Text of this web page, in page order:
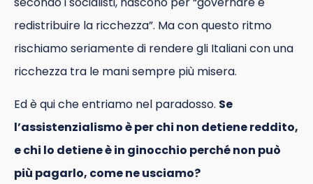
redistribuire la ricchezza”. Ma con questo ritmo
rischiamo seriamente di rendere gli Italiani con una
ricchezza tra le mani sempre più misera.
Ed è qui che entriamo nel paradosso. Se
l’assistenzialismo è per chi non detiene reddito,
e chi lo detiene è in ginocchio perché non può
più pagarlo, come ne usciamo?